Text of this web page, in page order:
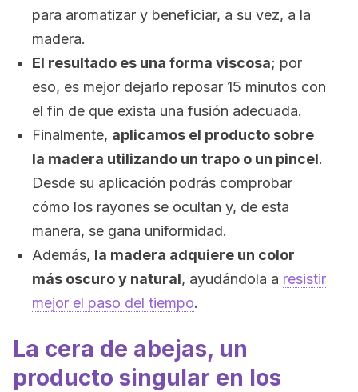
para aromatizar y beneficiar, a su vez, a la
madera.
El resultado es una forma viscosa; por
eso, es mejor dejarlo reposar 15 minutos con
el fin de que exista una fusión adecuada.
Finalmente, aplicamos el producto sobre
la madera utilizando un trapo o un pincel.
Desde su aplicación podrás comprobar
cómo los rayones se ocultan y, de esta
manera, se gana uniformidad.
Además, la madera adquiere un color
más oscuro y natural, ayudándola a resistir
mejor el paso del tiempo.
La cera de abejas, un
producto singular en los